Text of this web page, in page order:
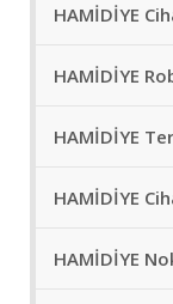
HAMİDİYE
HAMİDİYE
HAMİDİYE
HAMİDİYE
HAMİDİYE